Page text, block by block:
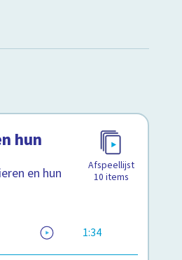
hun
en hun
Afspeellijst
10 items
1:34